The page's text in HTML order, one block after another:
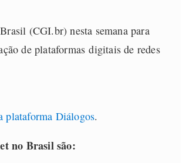
(CGI.br) nesta semana para
de plataformas digitais de redes
plataforma Diálogos.
no Brasil são: